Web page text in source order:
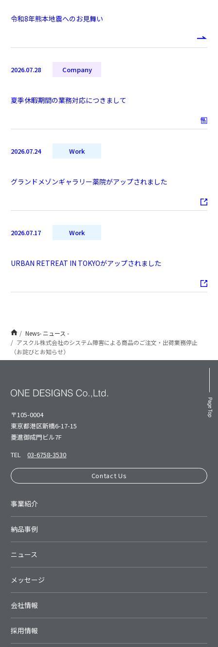
令和8年熊本地震へのお見舞い
2026.07.28 Company
夏季休暇期間の業務対応につきまして
2026.07.24 Work
グランドメゾンギャラリー薬院がアップされました
2026.07.17 Work
URBAN RETREAT IN TOKYOがアップされました
News- ニュース -
アスクル株式会社のシステム障害による商品のご注文・出荷業務停止
（お詫びとお知らせ）
Page Top
〒105-0004
東京都港区新橋6-17-15
菱進御成⾨ビル7F
TEL
03-6758-3530
Contact Us
事業紹介
納品事例
ニュース
メッセージ
会社情報
採用情報